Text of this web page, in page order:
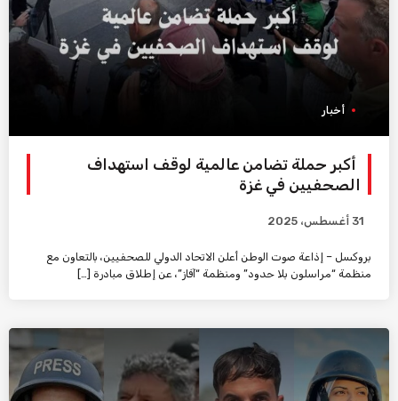
أخبار
أكبر حملة تضامن عالمية لوقف استهداف
الصحفيين في غزة
31 أغسطس، 2025
بروكسل – إذاعة صوت الوطن أعلن الاتحاد الدولي للصحفيين، بالتعاون مع
منظمة “مراسلون بلا حدود” ومنظمة “آفاز”، عن إطلاق مبادرة […]